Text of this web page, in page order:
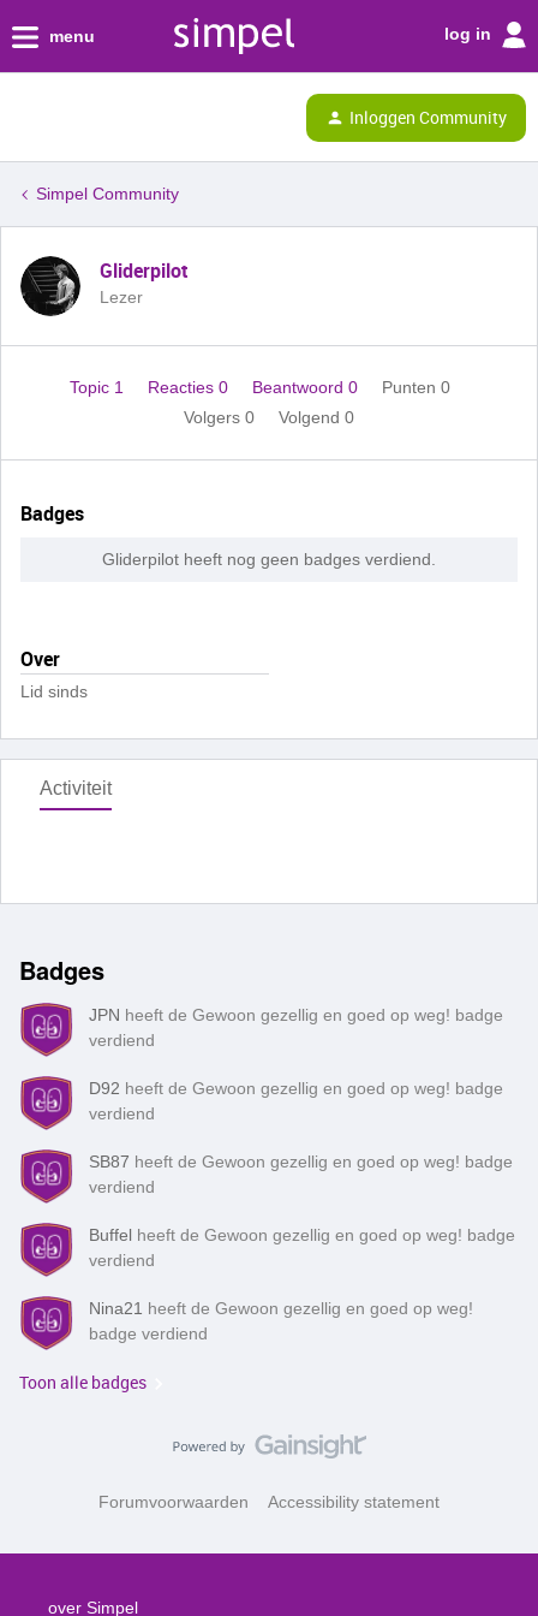
menu log in
Inloggen Community
Simpel Community
Gliderpilot
Lezer
Topic 1 Reacties 0 Beantwoord 0
Punten 0
Volgers 0 Volgend 0
Badges
Gliderpilot heeft nog geen badges verdiend.
Over
Lid sinds
Activiteit
Badges
JPN heeft de Gewoon gezellig en goed op weg! badge
verdiend
D92 heeft de Gewoon gezellig en goed op weg! badge
verdiend
SB87 heeft de Gewoon gezellig en goed op weg! badge
verdiend
Buffel heeft de Gewoon gezellig en goed op weg! badge
verdiend
Nina21 heeft de Gewoon gezellig en goed op weg!
badge verdiend
Toon alle badges
Forumvoorwaarden Accessibility statement
over Simpel